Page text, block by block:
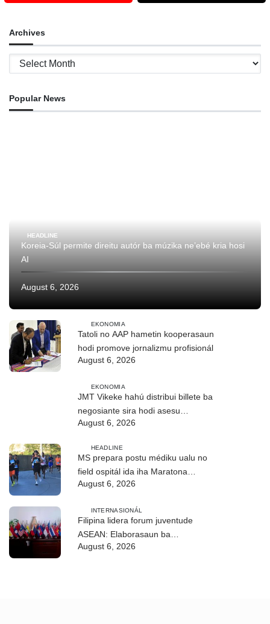
Archives
Archives
Popular News
HEADLINE
Koreia-Súl permite direitu autór ba múzika ne’ebé kria hosi
AI
August 6, 2026
EKONOMIA
Tatoli no AAP hametin kooperasaun
hodi promove jornalizmu profisionál
August 6, 2026
EKONOMIA
JMT Vikeke hahú distribui billete ba
negosiante sira hodi asesu
August 6, 2026
HEADLINE
MS prepara postu médiku ualu no
field ospitál ida iha Maratona
Internasionál Dili
August 6, 2026
INTERNASIONÁL
Filipina lidera forum juventude
ASEAN: Elaborasaun ba
deklarasaun reziliénsia dijitál
August 6, 2026